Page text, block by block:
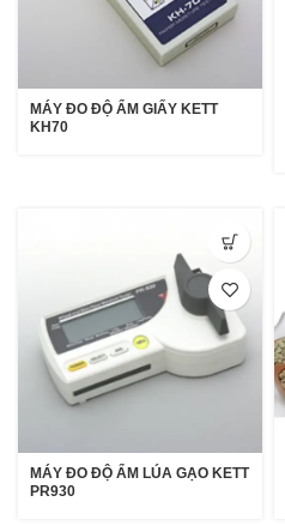
MÁY ĐO ĐỘ ẨM GIẤY KETT
KH70
MÁY ĐO ĐỘ ẨM LÚA GẠO KETT
PR930